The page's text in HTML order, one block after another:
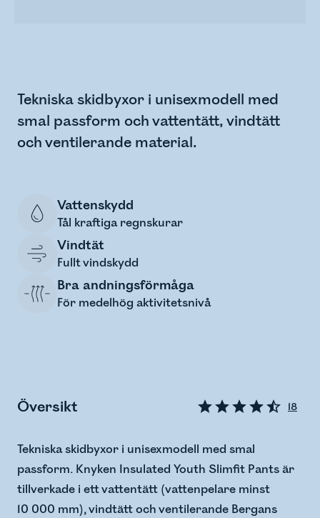
Tekniska skidbyxor i unisexmodell med
smal passform och vattentätt, vindtätt
och ventilerande material.
Vattenskydd
Tål kraftiga regnskurar
Vindtät
Fullt vindskydd
Bra andningsförmåga
För medelhög aktivitetsnivå
Översikt 18
Tekniska skidbyxor i unisexmodell med smal
passform. Knyken Insulated Youth Slimfit Pants är
tillverkade i ett vattentätt (vattenpelare minst
10 000 mm), vindtätt och ventilerande Bergans